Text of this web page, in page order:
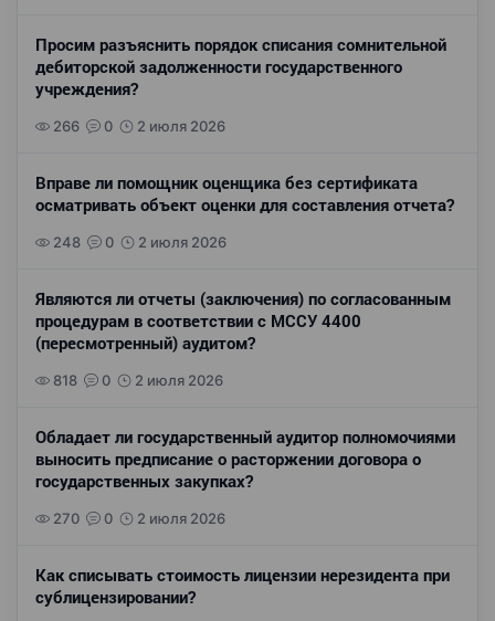
Просим разъяснить порядок списания сомнительной
дебиторской задолженности государственного
учреждения?
266 0 2 июля 2026
Вправе ли помощник оценщика без сертификата
осматривать объект оценки для составления отчета?
248 0 2 июля 2026
Являются ли отчеты (заключения) по согласованным
процедурам в соответствии с МССУ 4400
(пересмотренный) аудитом?
818 0 2 июля 2026
Обладает ли государственный аудитор полномочиями
выносить предписание о расторжении договора о
государственных закупках?
270 0 2 июля 2026
Как списывать стоимость лицензии нерезидента при
сублицензировании?